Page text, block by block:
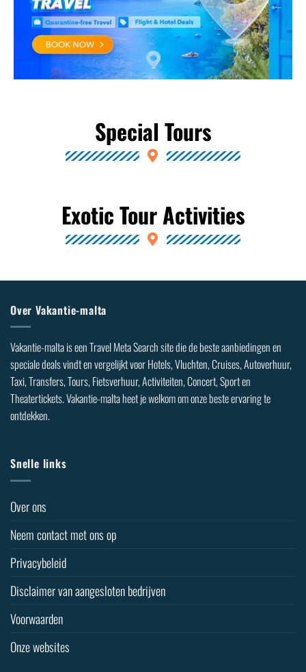
Special Tours
Exotic Tour Activities
Over Vakantie-malta
Vakantie-malta is een Travel Meta Search site die de beste aanbiedingen en
speciale deals vindt en vergelijkt voor Hotels, Vluchten, Cruises, Autoverhuur,
Taxi, Transfers, Tours, Fietsverhuur, Activiteiten, Concert, Sport en
Theatertickets. Vakantie-malta heet je welkom om onze beste ervaring te
ontdekken.
Snelle links
Over ons
Neem contact met ons op
Privacybeleid
Disclaimer van aangesloten bedrijven
Voorwaarden
Onze websites